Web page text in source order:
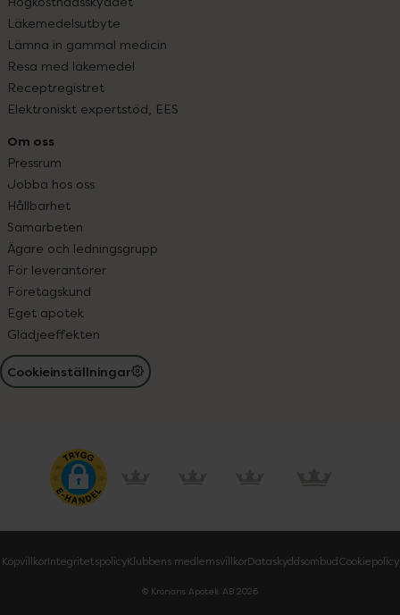
Läkemedelsutbyte
Lämna in gammal medicin
Resa med läkemedel
Receptregistret
Elektroniskt expertstöd, EES
Om oss
Pressrum
Jobba hos oss
Hållbarhet
Samarbeten
Ägare och ledningsgrupp
För leverantörer
Företagskund
Eget apotek
Glädjeeffekten
Cookieinställningar
KöpvillkorIntegritetspolicyKlubbens medlemsvillkorDataskyddsombudCookiepolicy
© Kronans Apotek AB 2026